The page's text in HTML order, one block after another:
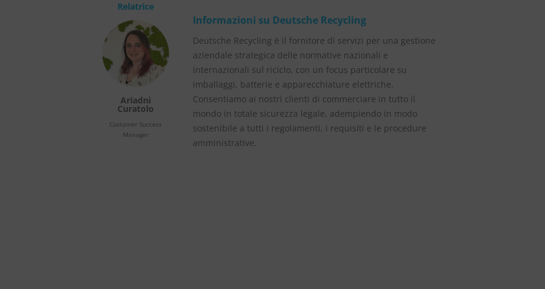
Relatrice
Ariadni
Curatolo
Customer Success
Manager
Informazioni su Deutsche Recycling
Deutsche Recycling è il fornitore di servizi per una gestione
aziendale strategica delle normative nazionali e
internazionali sul riciclo, con un focus particolare su
imballaggi, batterie e apparecchiature elettriche.
Consentiamo ai nostri clienti di commerciare in tutto il
mondo in totale sicurezza legale, adempiendo in modo
sostenibile a tutti i regolamenti, i requisiti e le procedure
amministrative.